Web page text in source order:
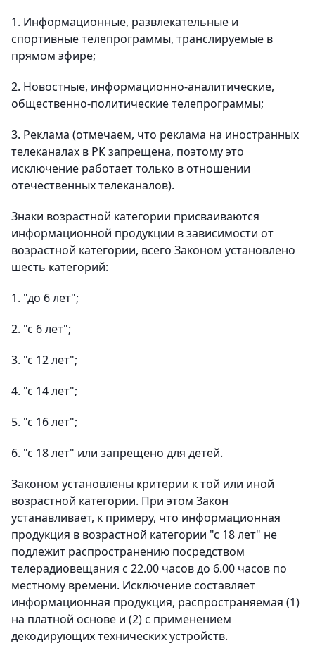
1. Информационные, развлекательные и
спортивные телепрограммы, транслируемые в
прямом эфире;
2. Новостные, информационно-аналитические,
общественно-политические телепрограммы;
3. Реклама (отмечаем, что реклама на иностранных
телеканалах в РК запрещена, поэтому это
исключение работает только в отношении
отечественных телеканалов).
Знаки возрастной категории присваиваются
информационной продукции в зависимости от
возрастной категории, всего Законом установлено
шесть категорий:
1. "до 6 лет";
2. "с 6 лет";
3. "с 12 лет";
4. "с 14 лет";
5. "с 16 лет";
6. "с 18 лет" или запрещено для детей.
Законом установлены критерии к той или иной
возрастной категории. При этом Закон
устанавливает, к примеру, что информационная
продукция в возрастной категории "с 18 лет" не
подлежит распространению посредством
телерадиовещания с 22.00 часов до 6.00 часов по
местному времени. Исключение составляет
информационная продукция, распространяемая (1)
на платной основе и (2) с применением
декодирующих технических устройств.